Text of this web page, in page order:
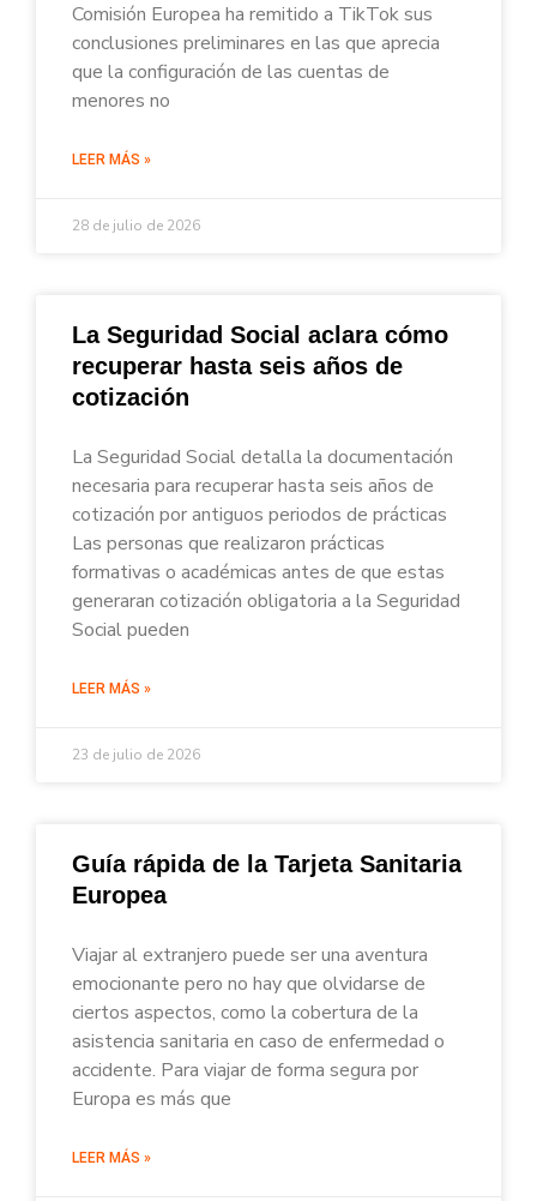
Comisión Europea ha remitido a TikTok sus
conclusiones preliminares en las que aprecia
que la configuración de las cuentas de
menores no
LEER MÁS »
28 de julio de 2026
La Seguridad Social aclara cómo
recuperar hasta seis años de
cotización
La Seguridad Social detalla la documentación
necesaria para recuperar hasta seis años de
cotización por antiguos periodos de prácticas
Las personas que realizaron prácticas
formativas o académicas antes de que estas
generaran cotización obligatoria a la Seguridad
Social pueden
LEER MÁS »
23 de julio de 2026
Guía rápida de la Tarjeta Sanitaria
Europea
Viajar al extranjero puede ser una aventura
emocionante pero no hay que olvidarse de
ciertos aspectos, como la cobertura de la
asistencia sanitaria en caso de enfermedad o
accidente. Para viajar de forma segura por
Europa es más que
LEER MÁS »